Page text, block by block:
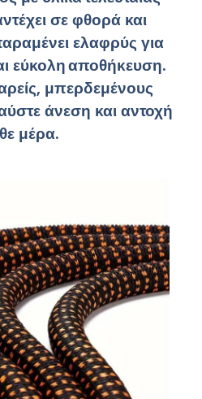
σεφθοράκαι
ελαφρύς για
εύκολη αποθήκευση.
, μπερδεμένους
άνεση καιαντοχή
μέρα.